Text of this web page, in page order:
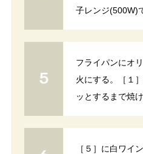
子レンジ(500W)
フライパンにオ
火にする。［１
ッとするまで焼
［５］に白ワイ